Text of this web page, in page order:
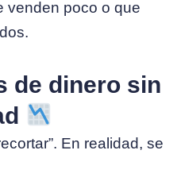
venden poco o que
de dinero sin
En realidad, se